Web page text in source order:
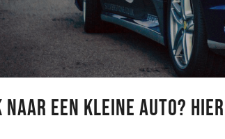
naar een Kleine Auto?